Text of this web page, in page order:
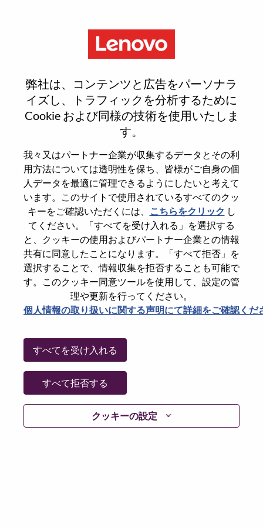
弊社は、コンテンツと広告をパーソナラ
イズし、トラフィックを分析するために
Cookie および同様の技術を使用いたしま
す。
我々又はパートナー企業が収集するデータとその利
用方法については透明性を保ち、皆様がご自身の個
人データを最適に管理できるようにしたいと考えて
います。このサイトで使用されているすべてのクッ
キーをご確認いただくには、
こちらをクリック し
てください。「すべてを受け入れる」を選択する
と、クッキーの使用およびパートナー企業との情報
共有に同意したことになります。「すべて拒否」を
選択することで、情報収集を拒否することも可能で
す。このクッキー同意ツールを使用して、設定の管
理や更新を行ってください。
個人情報の取り扱いに関する声明にて詳細をご確認くだ
クッキーの設定
すべてを受け入れる
すべて拒否する
Reset password
本当にパスワードをリセットします
Enter the email address associated with your
account, then click "Continue".
パスワードをリセットするためにリンクを
emailに送ります
パスワードをリセットください
E-mail*
Go Back
Lenovo.com